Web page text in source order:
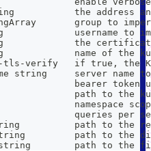
the address
group to
username to
the
name of the
verify   if true, the
string     server name
bearer token
path to the
namespace
queries per
path to the
path to the
path to the